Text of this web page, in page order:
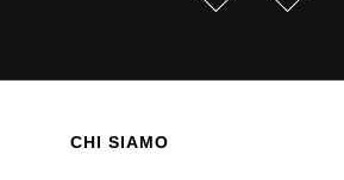
CHI SIAMO